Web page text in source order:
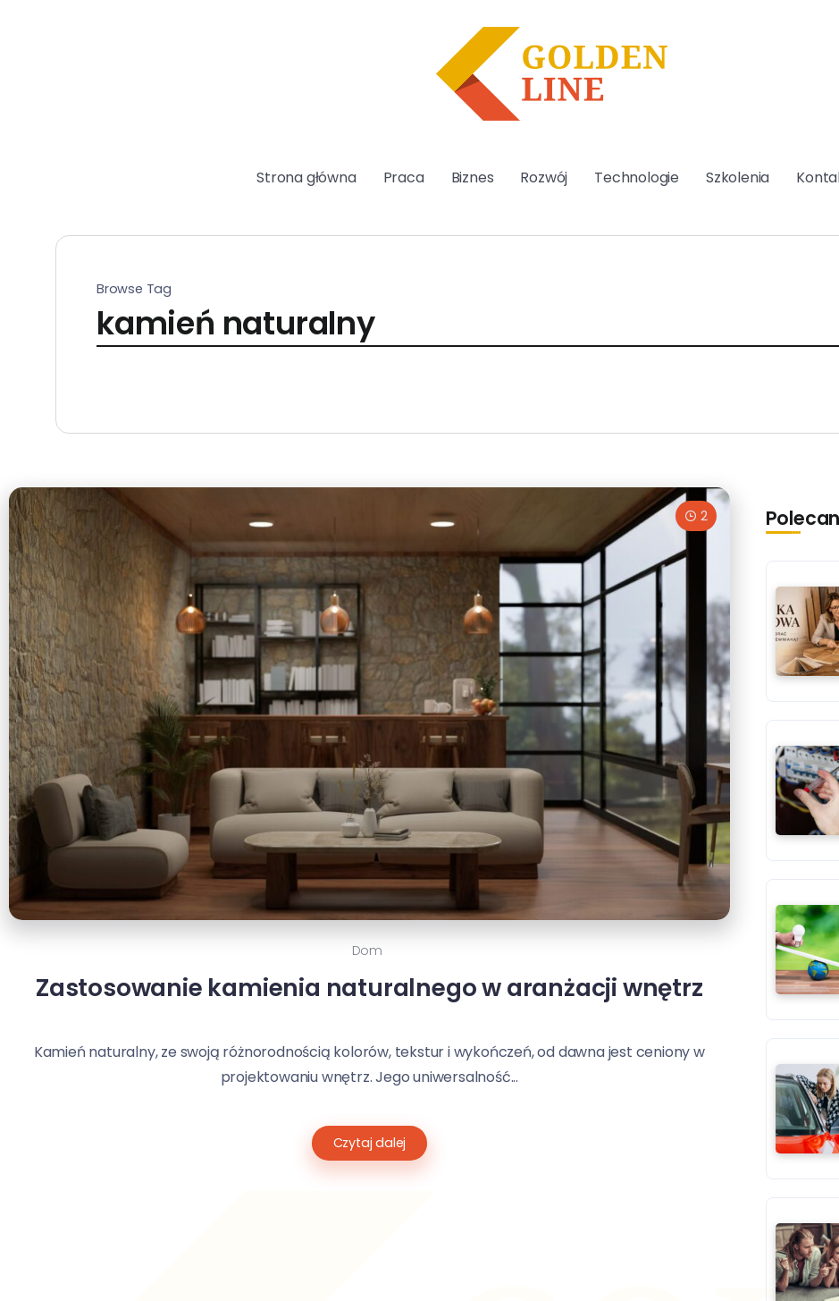
Strona główna Praca Biznes Rozwój Technologie Szkolenia
Browse Tag
kamień naturalny
2
Dom
Zastosowanie kamienia naturalnego w aranżacji wnętrz
Kamień naturalny, ze swoją różnorodnością kolorów, tekstur i wykończeń, od dawna jest ceniony w
projektowaniu wnętrz. Jego uniwersalność...
Czytaj dalej